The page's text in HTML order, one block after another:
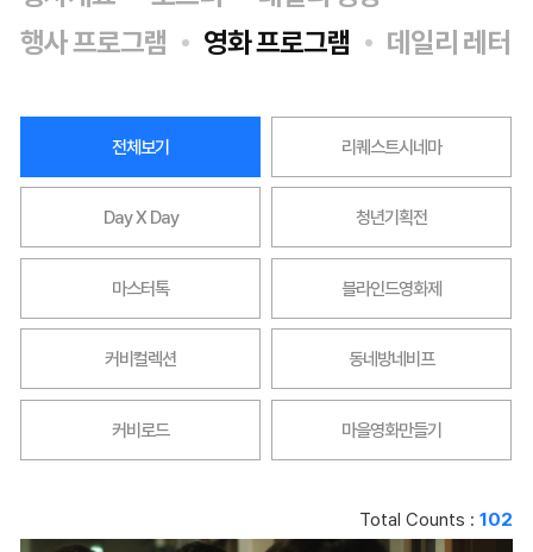
행사 프로그램
영화 프로그램 데일리 레터
전체보기 리퀘스트시네마
Day X Day 청년기획전
마스터톡 블라인드영화제
커비컬렉션 동네방네비프
커비로드 마을영화만들기
Total Counts : 102